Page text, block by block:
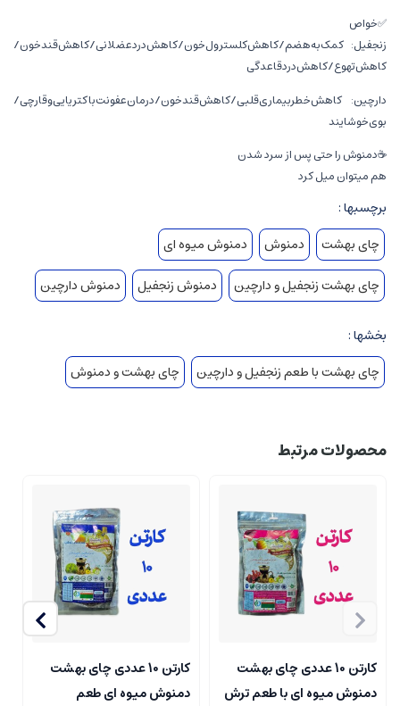
✅خواص
زنجفیل: کمک‌به‌هضم/کاهش‌کلسترول‌خون/کاهش‌درد‌عضلانی/کاهش‌قندخون/
کاهش‌تهوع/کاهش‌دردقاعدگی
دارچین: کاهش‌خطر‌بیماری‌قلبی/کاهش‌قند‌خون/درمان‌عفونت‌باکتریایی‌و‌قارچی/
بو‌ی‌خوشایند
☕دمنوش را حتی پس از سرد شدن
هم میتوان میل کرد
برچسبها :
چای بهشت
دمنوش
دمنوش میوه ای
چای بهشت زنجفیل و دارچین
دمنوش زنجفیل دمنوش دارچین
بخشها :
چای بهشت با طعم زنجفیل و دارچین
چای بهشت و دمنوش
محصولات مرتبط
کارتن 10 عددی چای بهشت
دمنوش میوه ای با طعم ترش
کارتن 10 عددی چای بهشت
دمنوش میوه ای طعم